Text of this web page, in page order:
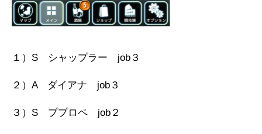
１）S シャップラー job３
２）A ダイアナ job３
３）S ププロペ job２